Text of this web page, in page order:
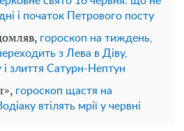
і початок Петрового посту
гороскоп на тиждень,
з Лева в Діву,
злиття Сатурн-Нептун
гороскоп щастя на
втілять мрії у червні